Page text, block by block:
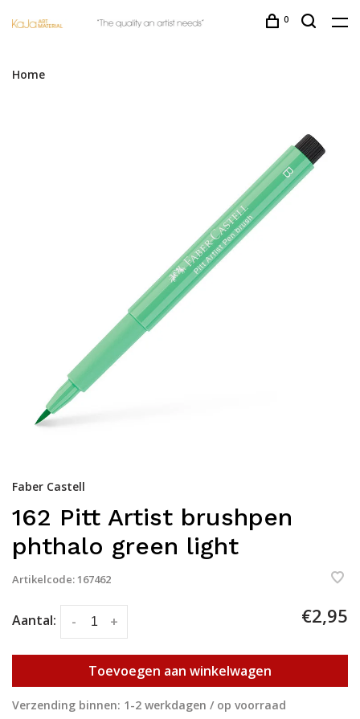
0
Home
Faber Castell
162 Pitt Artist brushpen
phthalo green light
Artikelcode:167462
Aantal: +
- €2,95
Toevoegen aan winkelwagen
Verzending binnen: 1-2 werkdagen / op voorraad